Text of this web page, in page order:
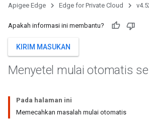
Apigee Edge Edge for Private Cloud
Apakah informasi ini membantu?
KIRIM MASUKAN
Menyetel mulai otomatis
Pada halaman ini
Memecahkan masalah mulai otomatis